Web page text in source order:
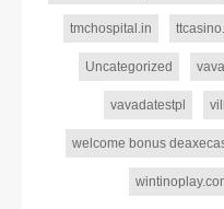
tmchospital.in
Uncategorized
vavadatestpl
welcome bonus